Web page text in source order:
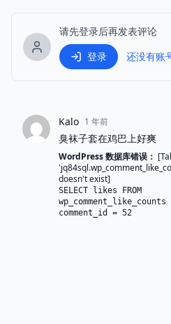
请先登录后再发表评论
登录
还没有账
Kalo 1 年前
臭袜子套在鸡巴上好爽
WordPress 数据库错误：
doesn't exist]
SELECT likes FROM
wp_comment_like_counts
comment_id = 52